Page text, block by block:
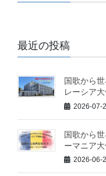
最近の投稿
国歌から
レーシア
2026-07-
国歌から
ーマニア
2026-06-